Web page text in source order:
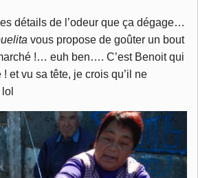
détails de l’odeur que ça dégage…
vous propose de goûter un bout
!… euh ben…. C’est Benoit qui
! et vu sa tête, je crois qu’il ne